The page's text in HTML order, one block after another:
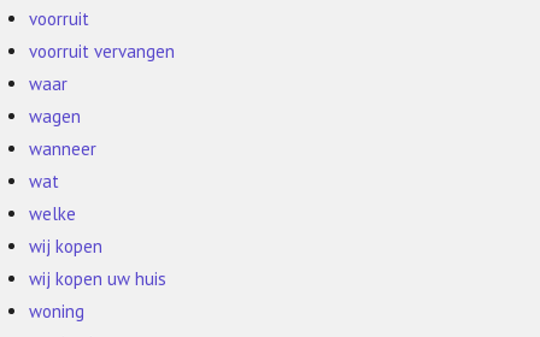
voorruit
voorruit vervangen
waar
wagen
wanneer
wat
welke
wij kopen
wij kopen uw huis
woning